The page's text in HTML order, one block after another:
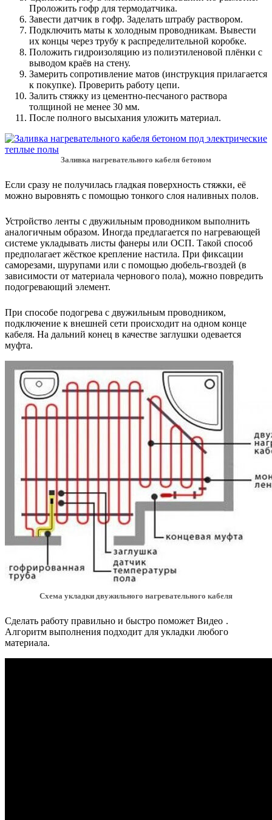
Проложить гофр для термодатчика.
Завести датчик в гофр. Заделать штрабу раствором.
Подключить маты к холодным проводникам. Вывести
их концы через трубу к распределительной коробке.
Положить гидроизоляцию из полиэтиленовой плёнки с
выводом краёв на стену.
Замерить сопротивление матов (инструкция прилагается
к покупке). Проверить работу цепи.
Залить стяжку из цементно-песчаного раствора
толщиной не менее 30 мм.
После полного высыхания уложить материал.
Заливка нагревательного кабеля бетоном
Если сразу не получилась гладкая поверхность стяжки, её
можно выровнять с помощью тонкого слоя наливных полов.
Устройство ленты с двужильным проводником выполнить
аналогичным образом. Иногда предлагается по нагревающей
системе укладывать листы фанеры или ОСП. Такой способ
предполагает жёсткое крепление настила. При фиксации
саморезами, шурупами или с помощью дюбель-гвоздей (в
зависимости от материала чернового пола), можно повредить
подогревающий элемент.
При способе подогрева с двужильным проводником,
подключение к внешней сети происходит на одном конце
кабеля. На дальний конец в качестве заглушки одевается
муфта.
Схема укладки двужильного нагревательного кабеля
Сделать работу правильно и быстро поможет Видео .
Алгоритм выполнения подходит для укладки любого
материала.